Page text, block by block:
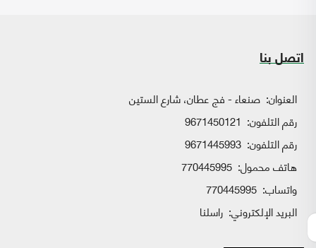
اتصل بنا
العنوان: صنعاء - فج عطان، شارع الستين
رقم التلفون: 9671450121
رقم التلفون: 9671445993
هاتف محمول: 770445995
واتساب:
البريد الإلكتروني: راسلنا